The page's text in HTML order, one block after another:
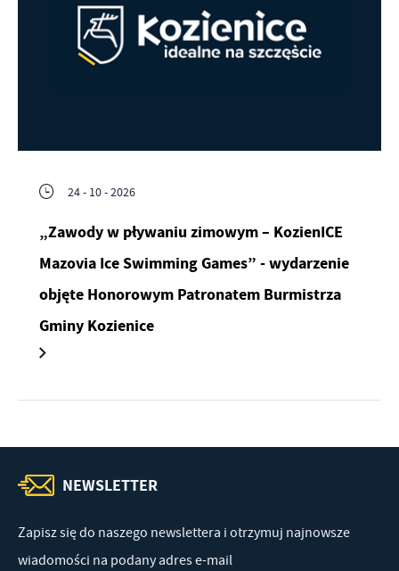
24 - 10 - 2026
„Zawody w pływaniu zimowym – KozienICE
Mazovia Ice Swimming Games” - wydarzenie
objęte Honorowym Patronatem Burmistrza
Gminy Kozienice
NEWSLETTER
Zapisz się do naszego newslettera i otrzymuj najnowsze
wiadomości na podany adres e-mail